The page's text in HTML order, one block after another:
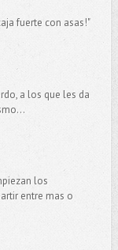
fuerte con asas!"
a los que les da
los
entre mas o